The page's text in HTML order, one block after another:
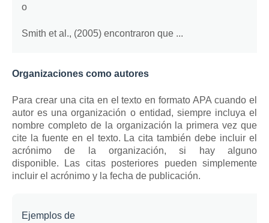
o
Smith et al., (2005) encontraron que ...
Organizaciones como autores
Para crear una cita en el texto en formato APA cuando el
autor es una organización o entidad, siempre incluya el
nombre completo de la organización la primera vez que
cite la fuente en el texto. La cita también debe incluir el
acrónimo de la organización, si hay alguno
disponible.
Las citas posteriores pueden simplemente
incluir el acrónimo y la fecha de publicación.
Ejemplos de